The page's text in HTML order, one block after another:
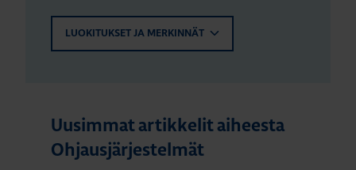
LUOKITUKSET JA MERKINNÄT
Uusimmat artikkelit aiheesta
Ohjausjärjestelmät